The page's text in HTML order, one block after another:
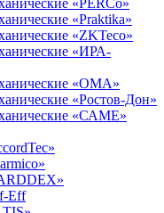
«PERCo»
«Praktika»
«ZKTeco»
«ИРА-
«ОМА»
«Ростов-Дон»
«САМЕ»
Eff